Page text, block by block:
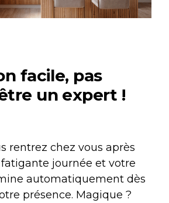
facile, pas
un expert !
rentrez chez vous après
journée et votre
automatiquement dès
présence. Magique ?